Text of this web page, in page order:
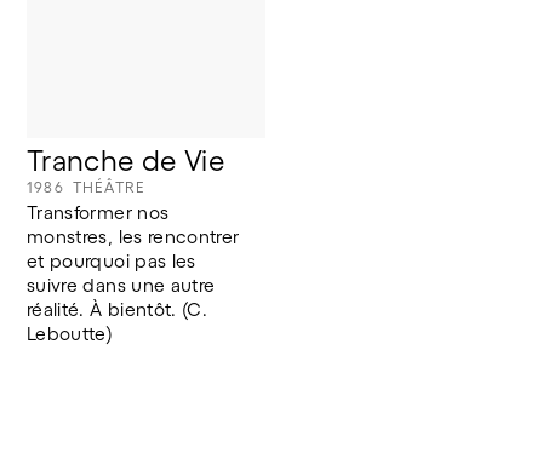
Tranche de Vie
1986 THÉÂTRE
Transformer nos
monstres, les rencontrer
et pourquoi pas les
suivre dans une autre
réalité. À bientôt. (C.
Leboutte)